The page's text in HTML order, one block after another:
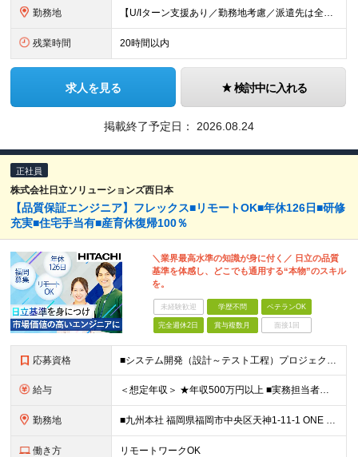
勤務地 【U/Iターン支援あり／勤務地考慮／派遣先は全国36都府県】 引越補助、社員寮、住宅手当制度あり。U/Iターンも歓迎です！ ■東北エリア／青森・岩手・宮城・秋田・山形・福島 ■関東エリア／東京・埼玉
残業時間 20時間以内
求人を見る 検討中に入れる
掲載終了予定日： 2026.08.24
正社員
株式会社日立ソリューションズ西日本
【品質保証エンジニア】フレックス■リモートOK■年休126日■研修
充実■住宅手当有■産育休復帰100％
＼業界最高水準の知識が身に付く／ 日立の品質
基準を体感し、どこでも通用する“本物”のスキル
を。
未経験歓迎 学歴不問 ベテランOK
完全週休2日 賞与複数月 面接1回
応募資格 ■システム開発（設計～テスト工程）プロジェクトにおける品質マネジメント経験 ■IPA基本情報技術者レベル以上のITスキル ■学歴不問
給与 ＜想定年収＞ ★年収500万円以上 ■実務担当者クラス：511万-544万 ■主任・サブリーダークラス：629万-750万 ※上記には住宅手当など福利厚生に関する手当は含まず 月給25万円～月給32
勤務地 ■九州本社 福岡県福岡市中央区天神1-11-1 ONE FUKUOKA BLDG.15階 ※（変更の範囲）上記を除く当社関連勤務地
働き方 リモートワークOK